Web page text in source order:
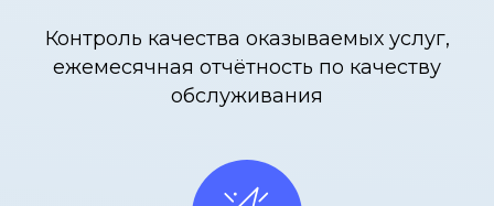
Контроль качества оказываемых услуг,
ежемесячная отчётность по качеству
обслуживания